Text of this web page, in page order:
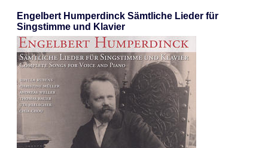
Engelbert Humperdinck Sämtliche Lieder für
Singstimme und Klavier